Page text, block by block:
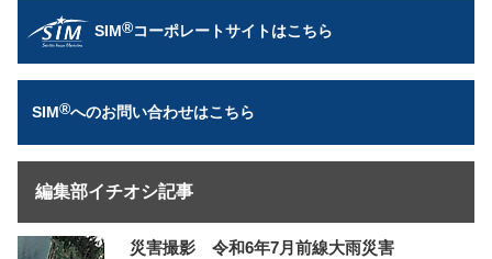
SIM®コーポレートサイトはこちら
SIM®へのお問い合わせはこちら
編集部イチオシ記事
災害撮影 令和6年7月前線大雨災害